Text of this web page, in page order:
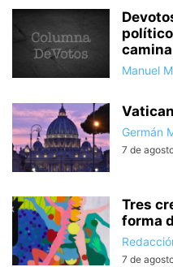
Manuel
Germán
7 de
Tres
forma
7 de